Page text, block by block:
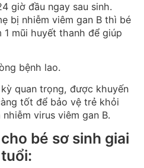
giờ đầu ngay sau sinh.
bị nhiễm viêm gan B thì bé
mũi huyết thanh để giúp
bệnh lao.
quan trọng, được khuyến
tốt để bảo vệ trẻ khỏi
virus viêm gan B.
bé sơ sinh giai